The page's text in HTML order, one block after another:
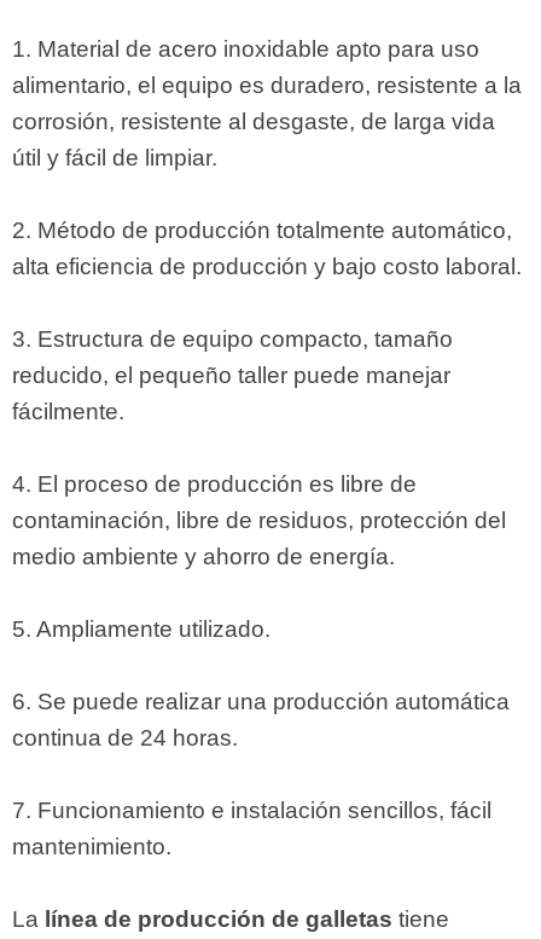
1. Material de acero inoxidable apto para uso
alimentario, el equipo es duradero, resistente a la
corrosión, resistente al desgaste, de larga vida
útil y fácil de limpiar.
2. Método de producción totalmente automático,
alta eficiencia de producción y bajo costo laboral.
3. Estructura de equipo compacto, tamaño
reducido, el pequeño taller puede manejar
fácilmente.
4. El proceso de producción es libre de
contaminación, libre de residuos, protección del
medio ambiente y ahorro de energía.
5. Ampliamente utilizado.
6. Se puede realizar una producción automática
continua de 24 horas.
7. Funcionamiento e instalación sencillos, fácil
mantenimiento.
La línea de producción de galletas tiene